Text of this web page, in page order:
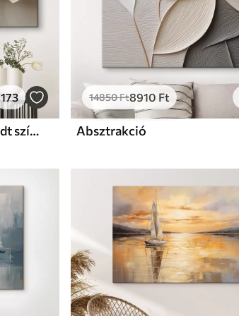
173
Stilizált ginkgólevelek nyugodt színekben
14850Ft8910 Ft
Absztrakció